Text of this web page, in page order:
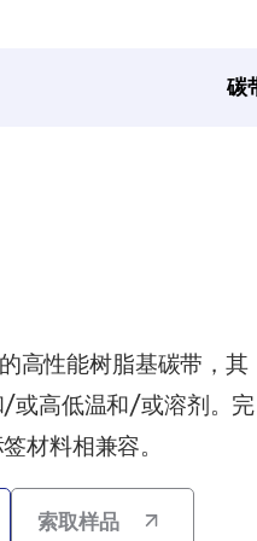
碳
高性能树脂基碳带，其
或高低温和/或溶剂。完
材料相兼容。
索取样品